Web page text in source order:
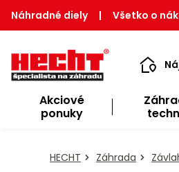
Náhradné diely | Všetko o
Akciové
ponuky
HECHT Záhrada